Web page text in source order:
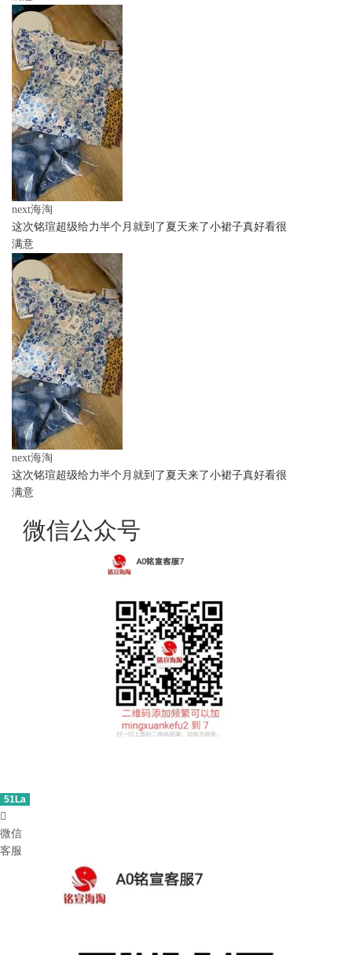
next海淘
这次铭瑄超级给力半个月就到了夏天来了小裙子真好看很
满意
next海淘
这次铭瑄超级给力半个月就到了夏天来了小裙子真好看很
满意
微信公众号
51La

微信
客服